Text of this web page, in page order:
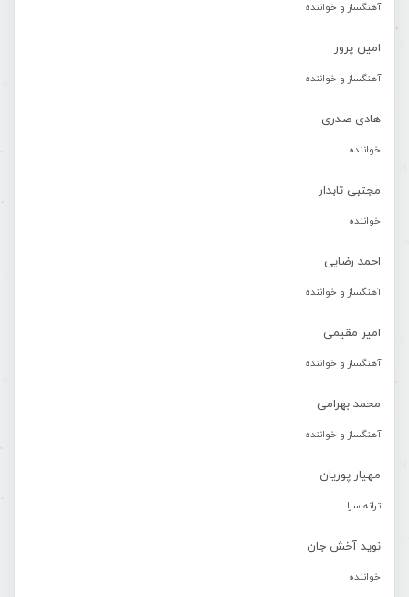
آهنگساز و خواننده
امین پرور
آهنگساز و خواننده
هادی صدری
خواننده
مجتبی تابدار
خواننده
احمد رضایی
آهنگساز و خواننده
امیر مقیمی
آهنگساز و خواننده
محمد بهرامی
آهنگساز و خواننده
مهیار پوریان
ترانه سرا
نوید آخش جان
خواننده